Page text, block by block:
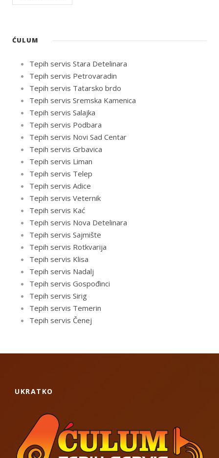
ĆULUM
Tepih servis Stara Detelinara
Tepih servis Petrovaradin
Tepih servis Tatarsko brdo
Tepih servis Sremska Kamenica
Tepih servis Salajka
Tepih servis Podbara
Tepih servis Novi Sad Centar
Tepih servis Grbavica
Tepih servis Liman
Tepih servis Telep
Tepih servis Adice
Tepih servis Veternik
Tepih servis Kać
Tepih servis Nova Detelinara
Tepih servis Sajmište
Tepih servis Rotkvarija
Tepih servis Klisa
Tepih servis Nadalj
Tepih servis Gospođinci
Tepih servis Sirig
Tepih servis Temerin
Tepih servis Čenej
UKRATKO